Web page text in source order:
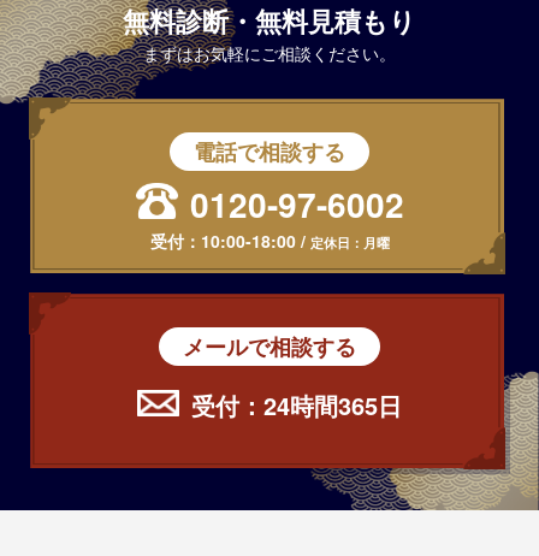
無料診断・無料見積もり
まずはお気軽にご相談ください。
電話で相談する
0120-97-6002
受付： 10:00-18:00/ 定休日：月曜
メールで相談する
受付：24時間365日